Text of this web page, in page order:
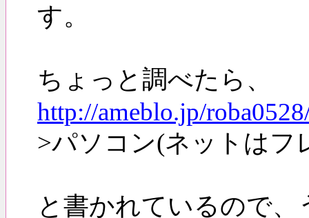
す。
ちょっと調べたら、
http://ameblo.jp/
>パソコン(ネットはフ
と書かれているので